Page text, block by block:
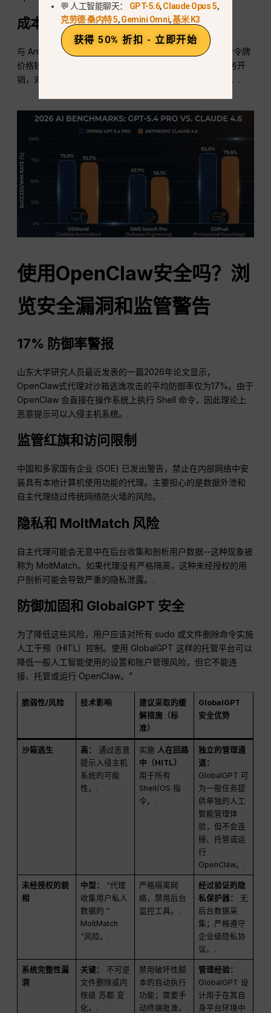
成本效益分析
与 Anthropic 当前的 API 结构相比，尽管 GPT-5.4 的每个令牌
价格较高，但由于其高效的工具搜索和较低的视觉处理任务开
销，对于长期运行的代理来说，GPT-5.4 通常更经济实惠。.
使用OpenClaw安全吗？浏
览安全漏洞和监管警告
17% 防御率警报
山东大学研究人员最近发表的一篇2026年论文显示，
OpenClaw式代理对沙箱逃逸攻击的平均防御率仅为17%。由于
OpenClaw 会直接在操作系统上执行 Shell 命令，因此理论上
恶意提示可以入侵主机系统。.
监管红旗和访问限制
中国和多家国有企业 (SOE) 已发出警告，禁止在内部网络中安
装具有本地计算机使用功能的代理。主要担心的是数据外泄和
自主代理绕过传统网络防火墙的风险。.
隐私和 MoltMatch 风险
自主代理可能会无意中在后台收集和剖析用户数据--这种现象被
称为 MoltMatch。如果代理没有严格隔离，这种未经授权的用
户剖析可能会导致严重的隐私泄露。.
防御加固和 GlobalGPT 安全
为了降低这些风险，用户应该对所有 sudo 或文件删除命令实施
人工干预（HITL）控制。使用 GlobalGPT 这样的托管平台可以
降低一般人工智能使用的设置和账户管理风险，但它不能连
接、托管或运行 OpenClaw。”
脆弱性/风险 技术影响
建议采取的缓
解措施（标
准）
GlobalGPT
安全优势
沙箱逃生 高：
通过恶意
提示入侵主机
系统的可能
性。.
实施 人在回路
中（HITL）
用于所有
Shell/OS 指
令。.
独立的管理通
道：
GlobalGPT 可
为一般任务提
供单独的人工
智能管理体
验，但不会连
接、托管或运
行
OpenClaw。.
未经授权的貌
相
中型：
“代理
收集用户私人
数据的 ”
MoltMatch
"风险。.
严格隔离网
络，禁用后台
监控工具。.
经过验证的隐
私保护器：
无
后台数据采
集；严格遵守
企业级隐私协
议。.
系统完整性漏
洞
关键：
不可逆
文件删除或内
核级 苏都 变
化。.
禁用破坏性脚
本的自动执行
功能；需要手
动终端批准。.
管理经验：
GlobalGPT 设
计用于在其自
身平台环境中
💬 人工智能聊天： GPT-5.6,Claude Opus 5,
克劳德·桑内特 5,Gemini Omni,基米 K3
获得 50% 折扣 - 立即开始